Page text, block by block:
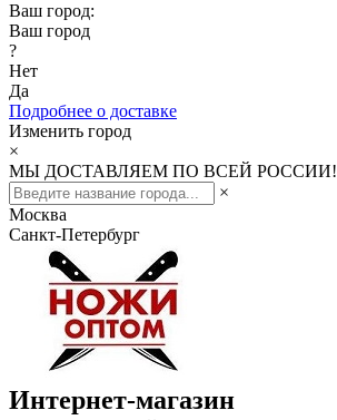
Ваш город:
Ваш город
?
Нет
Да
Подробнее о доставке
Изменить город
×
МЫ ДОСТАВЛЯЕМ ПО ВСЕЙ РОССИИ!
×
Москва
Санкт-Петербург
Интернет-магазин